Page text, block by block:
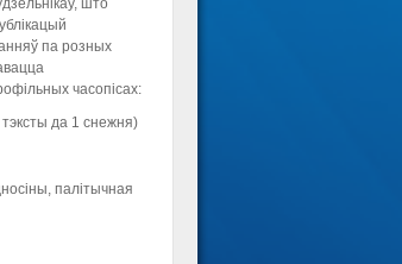
што
па розных
часопісах:
тэксты да 1 снежня)
палітычная